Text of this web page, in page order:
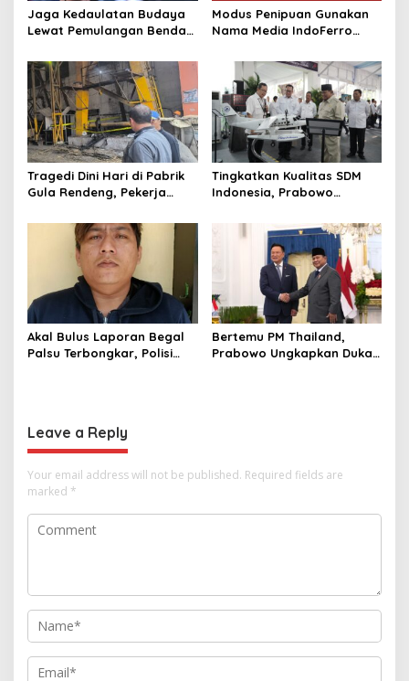
Jaga Kedaulatan Budaya
Lewat Pemulangan Benda
Modus Penipuan Gunakan
Nama Media IndoFerro
Waspadalah!
Tragedi Dini Hari di Pabrik
Gula Rendeng, Pekerja
Pengangkat Tebu
Tingkatkan Kualitas SDM
Indonesia, Prabowo
hingga Undang Universitas
Terbaik Dunia
Akal Bulus Laporan Begal
Palsu Terbongkar, Polisi
Bertemu PM Thailand,
Prabowo Ungkapkan Duka
Leave a Reply
Your email address will not be published. Required fields are
marked *